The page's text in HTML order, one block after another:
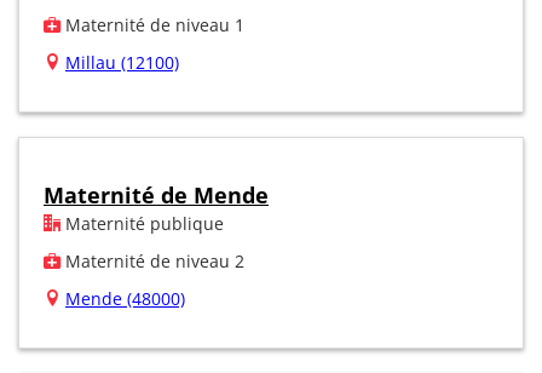
Maternité de niveau 1
Millau (12100)
Maternité de Mende
Maternité publique
Maternité de niveau 2
Mende (48000)